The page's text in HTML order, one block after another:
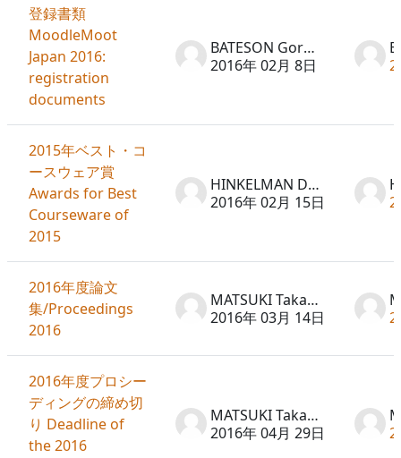
登録書類
MoodleMoot
Japan 2016:
registration
documents
BATESON Gordon
2016年 02月 8日
2015年ベスト・コ
ースウェア賞
Awards for Best
Courseware of
2015
HINKELMAN Don
2016年 02月 15日
2016年度論文
集/Proceedings
2016
MATSUKI Takayuki
2016年 03月 14日
2016年度プロシー
ディングの締め切
り Deadline of
the 2016
MATSUKI Takayuki
2016年 04月 29日